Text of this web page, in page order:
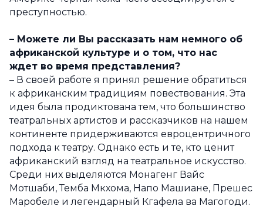
преступностью.
– Можете ли Вы рассказать нам немного об
африканской культуре и о том, что нас
ждет во время представления?
– В своей работе я принял решение обратиться
к африканским традициям повествования. Эта
идея была продиктована тем, что большинство
театральных артистов и рассказчиков на нашем
континенте придерживаются евроцентричного
подхода к театру. Однако есть и те, кто ценит
африканский взгляд на театральное искусство.
Среди них выделяются Монагенг Вайс
Мотшаби, Темба Мкхома, Напо Машиане, Прешес
Маробеле и легендарный Кгафела ва Магогоди.